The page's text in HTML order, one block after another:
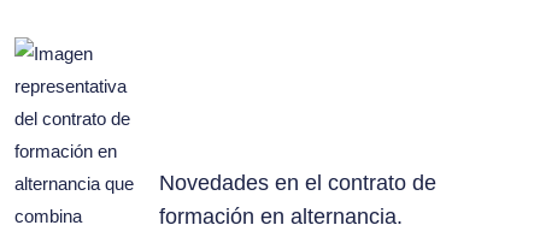
Novedades en el contrato de
formación en alternancia.